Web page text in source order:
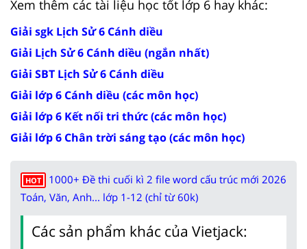
Xem thêm các tài liệu học tốt lớp 6 hay khác:
Giải sgk Lịch Sử 6 Cánh diều
Giải Lịch Sử 6 Cánh diều (ngắn nhất)
Giải SBT Lịch Sử 6 Cánh diều
Giải lớp 6 Cánh diều (các môn học)
Giải lớp 6 Kết nối tri thức (các môn học)
Giải lớp 6 Chân trời sáng tạo (các môn học)
HOT
1000+ Đề thi cuối kì 2 file word cấu trúc mới 2026
Toán, Văn, Anh... lớp 1-12 (chỉ từ 60k)
Các sản phẩm khác của Vietjack: